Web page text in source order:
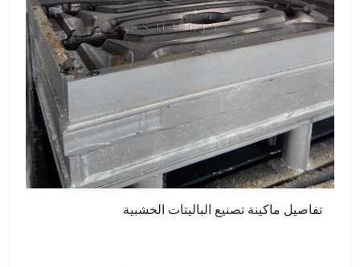
تفاصيل ماكينة تصنيع الباليتات الخشبية